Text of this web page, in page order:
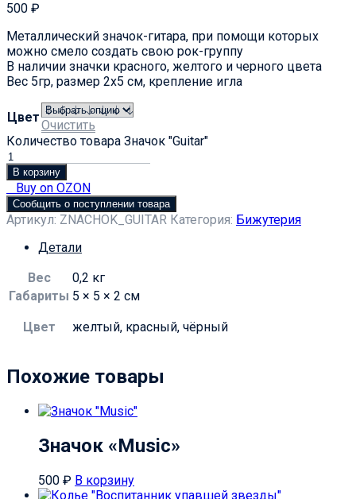
500 ₽
Металлический значок-гитара, при помощи которых
можно смело создать свою рок-группу
В наличии значки красного, желтого и черного цвета
Вес 5гр, размер 2х5 см, крепление игла
Цвет
Очистить
Количество товара Значок "Guitar"
В корзину
Buy on OZON
Сообщить о поступлении товара
Артикул: ZNACHOK_GUITAR Категория: Бижутерия
Детали
Вес
0,2 кг
Габариты 5 × 5 × 2 см
Цвет желтый, красный, чёрный
Похожие товары
Значок «Music»
500 ₽ В корзину